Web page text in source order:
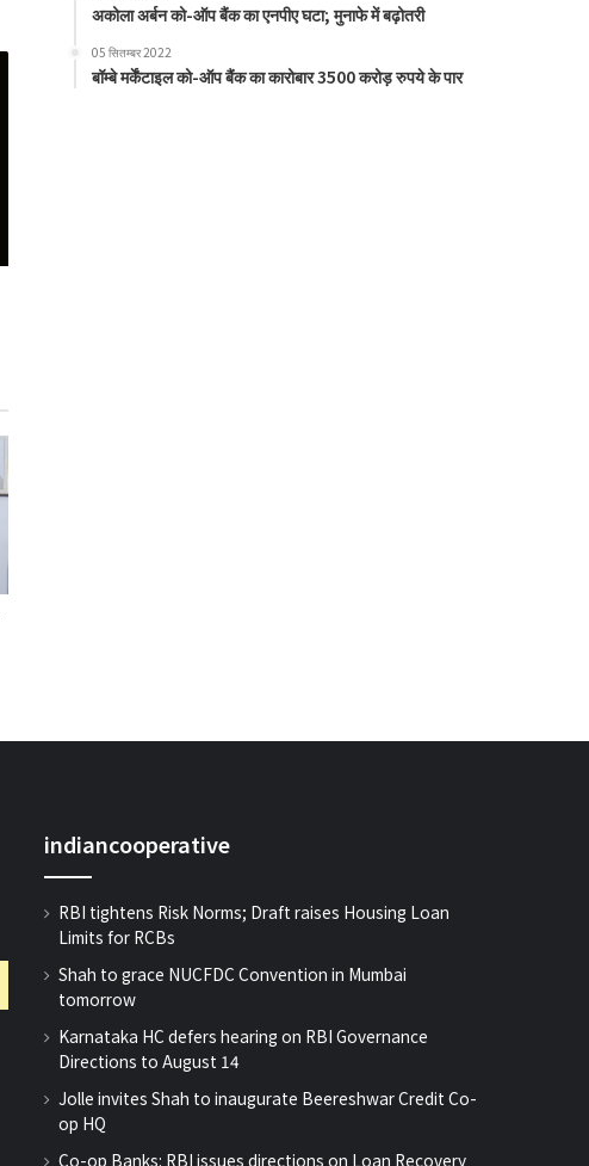
अकोला अर्बन को-ऑप बैंक का एनपीए घटा; मुनाफे में बढ़ोतरी
05 सितम्बर 2022
बॉम्बे मर्केंटाइल को-ऑप बैंक का कारोबार 3500 करोड़ रुपये के पार
indiancooperative
RBI tightens Risk Norms; Draft raises Housing Loan
Limits for RCBs
Shah to grace NUCFDC Convention in Mumbai
tomorrow
Karnataka HC defers hearing on RBI Governance
Directions to August 14
Jolle invites Shah to inaugurate Beereshwar Credit Co-
op HQ
Co-op Banks: RBI issues directions on Loan Recovery